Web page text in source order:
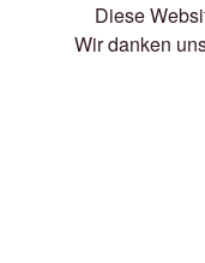
Diese
Wir danken